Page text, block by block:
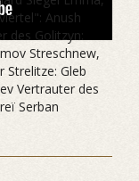
Anush
des Golitzyn:
Streschnew,
Strelitze: Gleb
Vertrauter des
Serban